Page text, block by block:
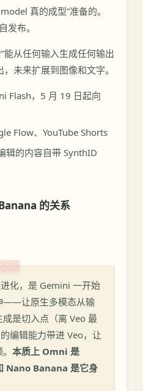
真的成型”准备的。
发布。
从任何输入生成任何输出
未来扩展到图像和文字。
Flash，5 月 19 日起向
Flow、YouTube Shorts
辑的内容自带 SynthID
的关系
化，是 Gemini 一开始
——让原生多模态从输
是切入点（离 Veo 最
编辑能力带进 Veo，让
本质上 Omni 是
Nano Banana 是它身